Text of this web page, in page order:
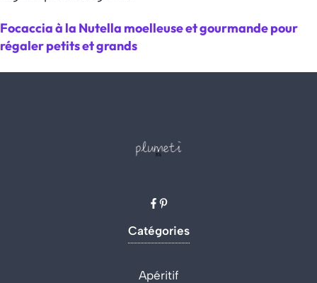
Focaccia à la Nutella moelleuse et gourmande pour
régaler petits et grands
Catégories
Apéritif